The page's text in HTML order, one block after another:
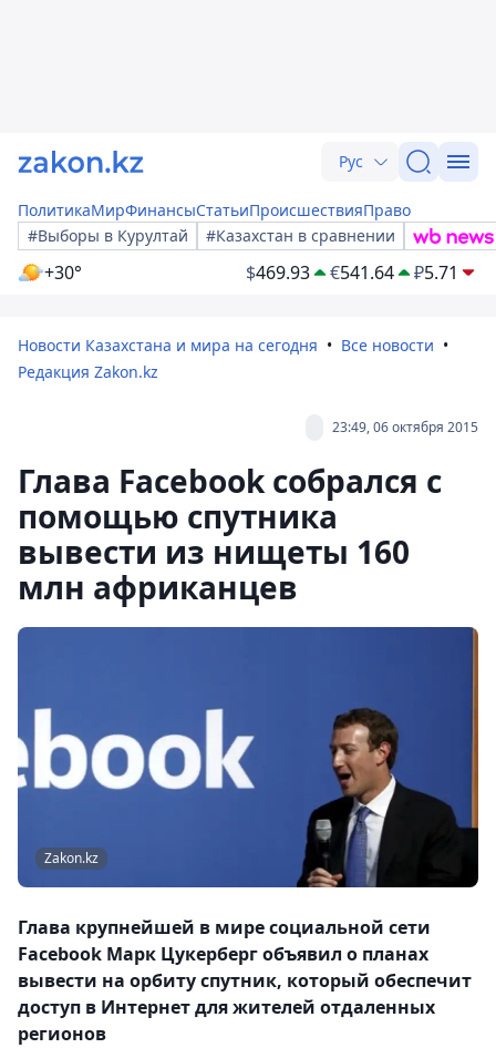
Рус
ПолитикаМирФинансыСтатьиПроисшествияПраво
#Выборы в Курултай
#Казахстан в сравнении
+30° $469.93 €541.64 ₽5.71
Новости Казахстана и мира на сегодня
Все новости
Редакция Zakon.kz
23:49, 06 октября 2015
Глава Facebook собрался с
помощью спутника
вывести из нищеты 160
млн африканцев
Zakon.kz
Глава крупнейшей в мире социальной сети
Facebook Марк Цукерберг объявил о планах
вывести на орбиту спутник, который обеспечит
доступ в Интернет для жителей отдаленных
регионов